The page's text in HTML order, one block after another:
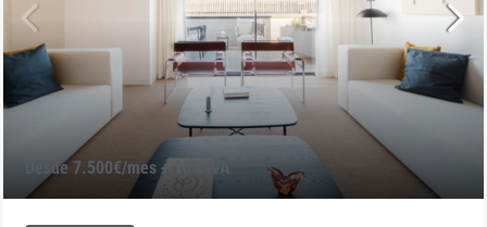
Desde 7.500€/mes + 10% IVA